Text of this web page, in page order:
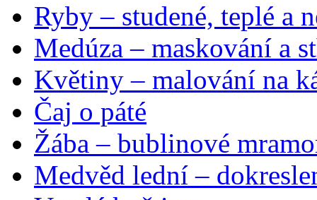
Ryby – studené, teplé a
Medúza – maskování a
Květiny – malování na
Čaj o páté
Žába – bublinové
Medvěd lední –